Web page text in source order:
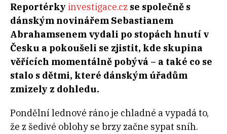
Reportérky investigace.cz se společně s
dánským novinářem Sebastianem
Abrahamsenem vydali po stopách hnutí v
Česku a pokoušeli se zjistit, kde skupina
věřících momentálně pobývá – a také co se
stalo s dětmi, které dánským úřadům
zmizely z dohledu.
Pondělní lednové ráno je chladné a vypadá to,
že z šedivé oblohy se brzy začne sypat sníh.